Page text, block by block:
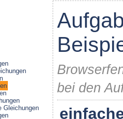
Gleichungen
bei den